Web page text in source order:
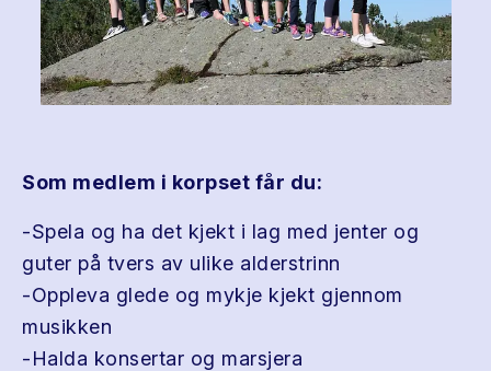
Som medlem i korpset får du:
-Spela og ha det kjekt i lag med jenter og
guter på tvers av ulike alderstrinn
-Oppleva glede og mykje kjekt gjennom
musikken
-Halda konsertar og marsjera